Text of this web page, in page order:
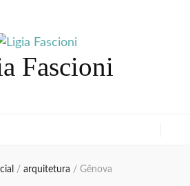
Fascioni
/ arquitetura / Gênova